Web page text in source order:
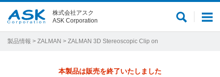
メ
サ
株式会社アスク
ASK Corporation
製品情報 > ZALMAN > ZALMAN 3D Stereoscopic Clip on
本製品は販売を終了いたしました